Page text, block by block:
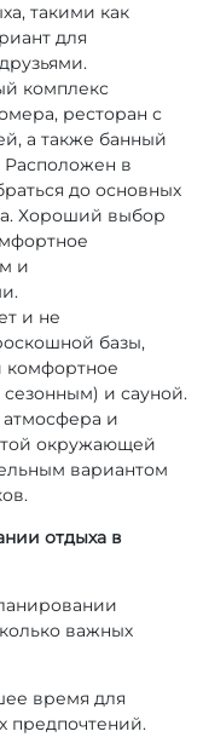
такими как
для
комплекс
ресторан с
а также банный
Расположен в
до основных
Хороший выбор
и
и не
базы,
комфортное
и сауной.
и
окружающей
вариантом
отдыха в
важных
время для
предпочтений.